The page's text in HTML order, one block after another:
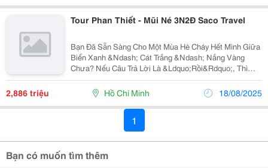
Tour Phan Thiết - Mũi Né 3N2Đ Saco Travel
Bạn Đã Sẵn Sàng Cho Một Mùa Hè Cháy Hết Mình Giữa
Biển Xanh &Ndash; Cát Trắng &Ndash; Nắng Vàng
Chưa? Nếu Câu Trả Lời Là &Ldquo;Rồi&Rdquo;, Thì
Phan Thiết Chính Là Nơi Bạn Phải Đến Trong Năm Nay!
Giá Tour Chỉ Từ: 2.886.000 Vnđ/Khách ...
2,886 triệu Hồ Chí Minh 18/08/2025
1
Bạn có muốn tìm thêm